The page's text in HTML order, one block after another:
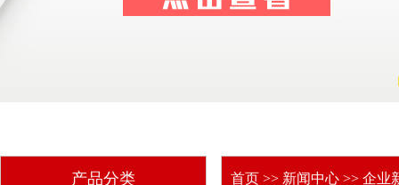
产品分类 首页 >> 新闻中心 >> 企业